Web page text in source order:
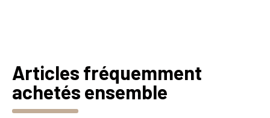
Articles fréquemment
achetés ensemble